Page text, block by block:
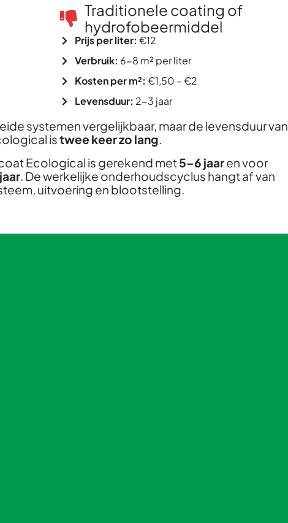
Traditionele coating of
hydrofobeermiddel
Prijs per liter: €12
Verbruik: 6-8 m² per liter
Kosten per m²: €1,50 – €2
Levensduur: 2-3 jaar
systemen vergelijkbaar, maar de levensduur van
istwee keer zo lang.
Ecological is gerekend met5–6 jaaren voor
. De werkelijke onderhoudscyclus hangt af van
uitvoering en blootstelling.